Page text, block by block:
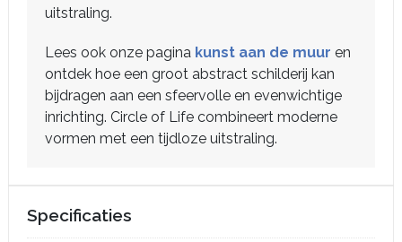
uitstraling.
Lees ook onze pagina kunst aan de muur en
ontdek hoe een groot abstract schilderij kan
bijdragen aan een sfeervolle en evenwichtige
inrichting. Circle of Life combineert moderne
vormen met een tijdloze uitstraling.
Specificaties